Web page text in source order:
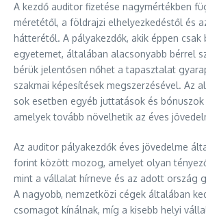
A kezdő auditor fizetése nagymértékben
méretétől, a földrajzi elhelyezkedéstől és
hátterétől. A pályakezdők, akik éppen csak
egyetemet, általában alacsonyabb bérrel
bérük jelentősen nőhet a tapasztalat
szakmai képesítések megszerzésével. Az
sok esetben egyéb juttatások és bónuszok
amelyek tovább növelhetik az éves
Az auditor pályakezdők éves jövedelme
forint között mozog, amelyet olyan
mint a vállalat hírneve és az adott ország
A nagyobb, nemzetközi cégek általában
csomagot kínálnak, míg a kisebb helyi